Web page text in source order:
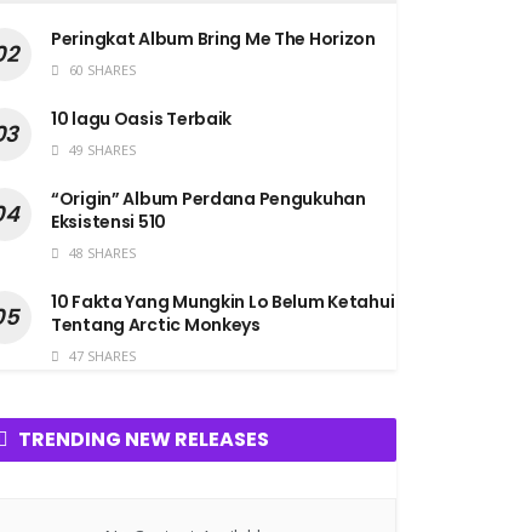
Peringkat Album Bring Me The Horizon
60 SHARES
10 lagu Oasis Terbaik
49 SHARES
“Origin” Album Perdana Pengukuhan
Eksistensi 510
48 SHARES
10 Fakta Yang Mungkin Lo Belum Ketahui
Tentang Arctic Monkeys
47 SHARES
TRENDING NEW RELEASES